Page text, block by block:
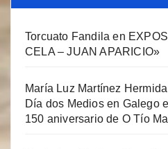
Torcuato Fandila en
CELA – JUAN APARICIO»
María Luz Martínez Hermida
Día dos Medios en Galego
150 aniversario de O Tío